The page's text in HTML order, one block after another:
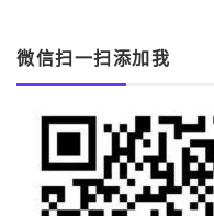
微信扫一扫添加我